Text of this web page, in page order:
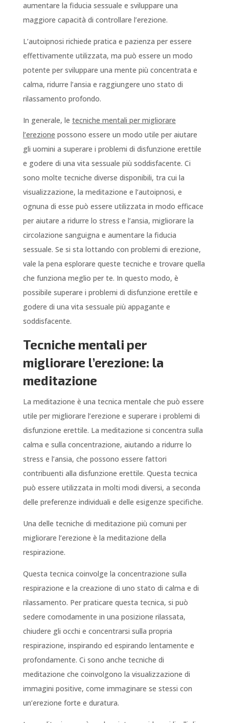
aumentare la fiducia sessuale e sviluppare una
maggiore capacità di controllare l’erezione.
L’autoipnosi richiede pratica e pazienza per essere
effettivamente utilizzata, ma può essere un modo
potente per sviluppare una mente più concentrata e
calma, ridurre l’ansia e raggiungere uno stato di
rilassamento profondo.
In generale, le tecniche mentali per migliorare
l’erezione possono essere un modo utile per aiutare
gli uomini a superare i problemi di disfunzione erettile
e godere di una vita sessuale più soddisfacente. Ci
sono molte tecniche diverse disponibili, tra cui la
visualizzazione, la meditazione e l’autoipnosi, e
ognuna di esse può essere utilizzata in modo efficace
per aiutare a ridurre lo stress e l’ansia, migliorare la
circolazione sanguigna e aumentare la fiducia
sessuale. Se si sta lottando con problemi di erezione,
vale la pena esplorare queste tecniche e trovare quella
che funziona meglio per te. In questo modo, è
possibile superare i problemi di disfunzione erettile e
godere di una vita sessuale più appagante e
soddisfacente.
Tecniche mentali per
migliorare l’erezione: la
meditazione
La meditazione è una tecnica mentale che può essere
utile per migliorare l’erezione e superare i problemi di
disfunzione erettile. La meditazione si concentra sulla
calma e sulla concentrazione, aiutando a ridurre lo
stress e l’ansia, che possono essere fattori
contribuenti alla disfunzione erettile. Questa tecnica
può essere utilizzata in molti modi diversi, a seconda
delle preferenze individuali e delle esigenze specifiche.
Una delle tecniche di meditazione più comuni per
migliorare l’erezione è la meditazione della
respirazione.
Questa tecnica coinvolge la concentrazione sulla
respirazione e la creazione di uno stato di calma e di
rilassamento. Per praticare questa tecnica, si può
sedere comodamente in una posizione rilassata,
chiudere gli occhi e concentrarsi sulla propria
respirazione, inspirando ed espirando lentamente e
profondamente. Ci sono anche tecniche di
meditazione che coinvolgono la visualizzazione di
immagini positive, come immaginare se stessi con
un’erezione forte e duratura.